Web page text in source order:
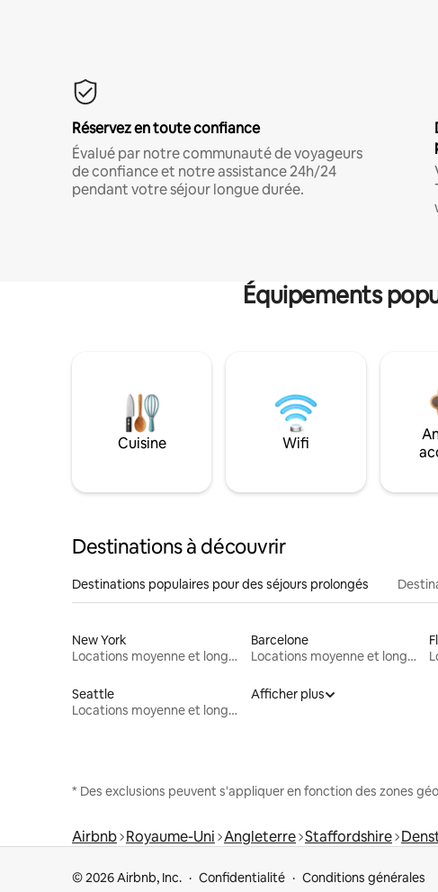
Réservez en toute confiance
Évalué par notre communauté de voyageurs
de confiance et notre assistance 24h/24
pendant votre séjour longue durée.
Équipements
Cuisine Wifi
Destinations à découvrir
Destinations populaires pour des séjours prolongés
New York
Locations moyenne et longue durée
Barcelone
Locations moyenne et longue durée
Seattle
Locations moyenne et longue durée
Afficher plus
* Des exclusions peuvent s'appliquer en fonction des zones
Airbnb Royaume-Uni Angleterre Staffordshire
© 2026 Airbnb, Inc. Confidentialité Conditions générales